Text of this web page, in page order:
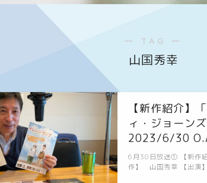
― TAG ―
山国秀幸
【新作紹介】
ィ・ジョーン
2023/6/30
6月30日放送① 【新作
作】 山国秀幸 【出演